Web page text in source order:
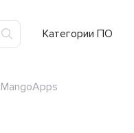
Категории ПО
MangoApps